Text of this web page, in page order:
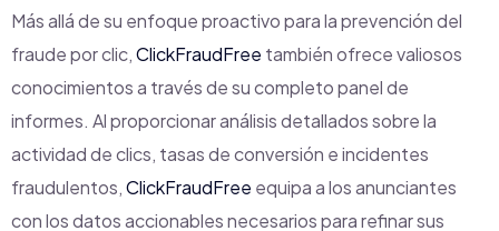
Más allá de su enfoque proactivo para la prevención del
fraude por clic,ClickFraudFree también ofrece valiosos
conocimientos a través de su completo panel de
informes. Al proporcionar análisis detallados sobre la
actividad de clics, tasas de conversión e incidentes
fraudulentos,ClickFraudFree equipa a los anunciantes
con los datos accionables necesarios para refinar sus